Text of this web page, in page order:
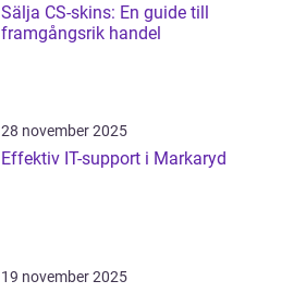
Sälja CS-skins: En guide till
framgångsrik handel
28 november 2025
Effektiv IT-support i Markaryd
19 november 2025